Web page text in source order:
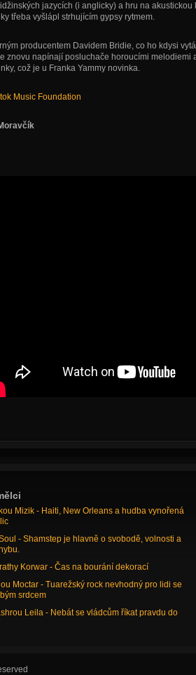
jazycích (i anglicky) a hru na akustickou
třeba vyšlápl strhujícím gypsy rytmem.
producentem Davidem Bridie, co ho kdysi
znovu napínají posluchače horoucími
což je u Franka Yammy novinka.
Music Foundation
Mizik - Haiti, New Orleans a hudba vynořená
- Shamstep je hlavně o svobodě, volnosti a
Korwar - Čas na bourání dekorací
Moctar - Tuarežský rock nevhodný pro lidi se
srdcem
Leila - Nebát se vládcům říkat pravdu do